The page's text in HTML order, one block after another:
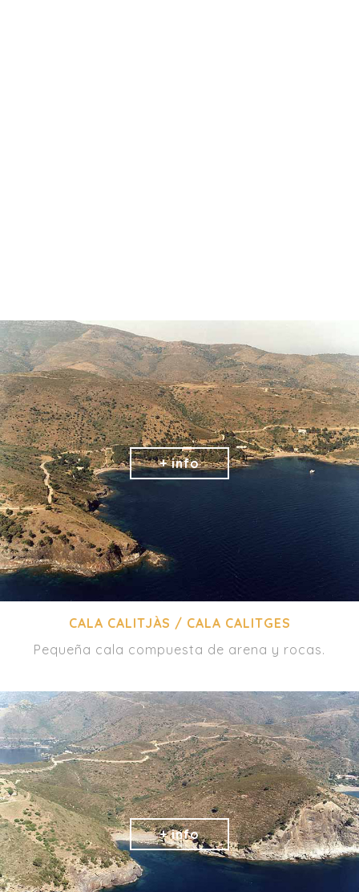
CALA CALITJÀS / CALA CALITGES
Pequeña cala compuesta de arena y rocas.